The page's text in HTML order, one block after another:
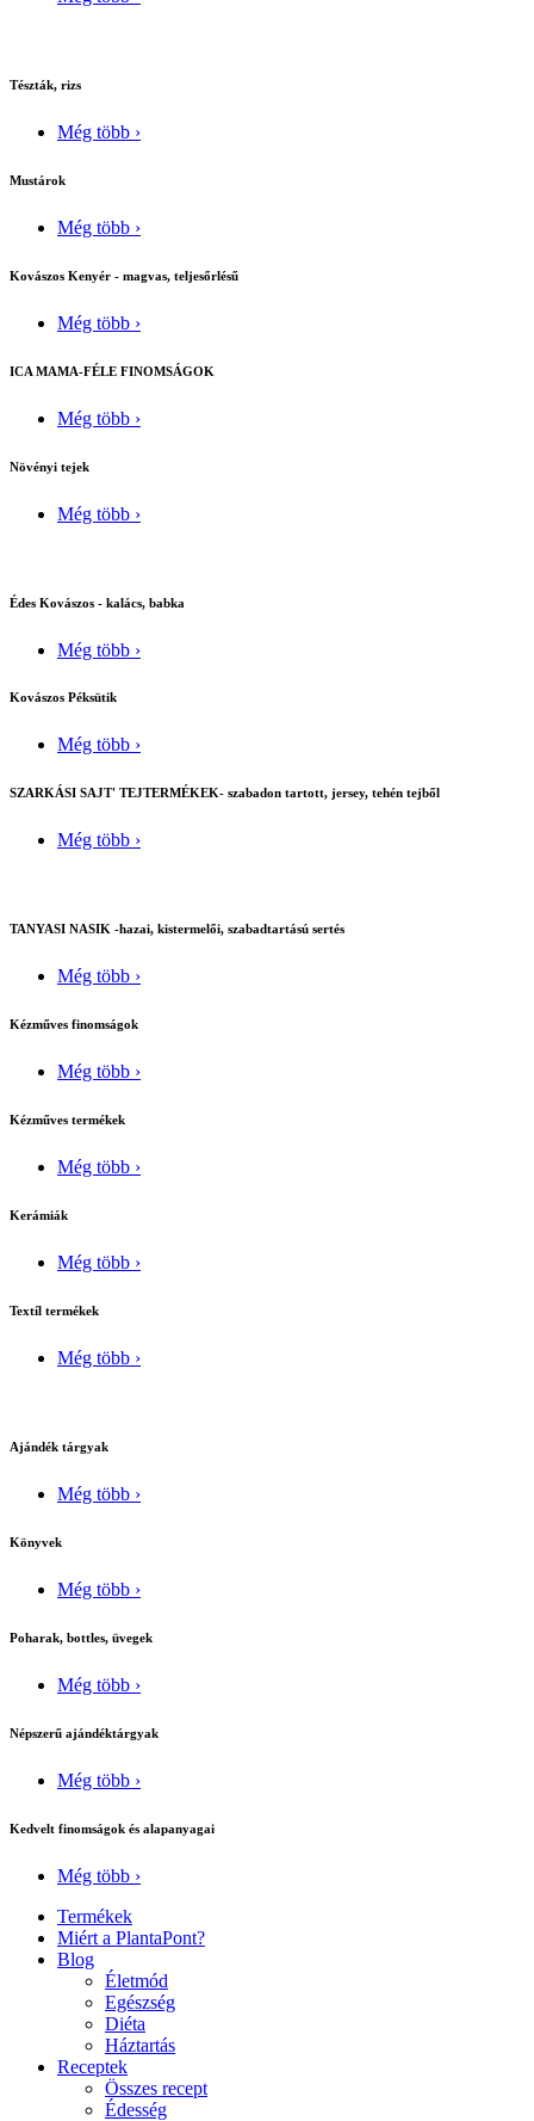
Tészták, rizs
Még több ›
Mustárok
Még több ›
Kovászos Kenyér - magvas, teljesőrlésű
Még több ›
ICA MAMA-FÉLE FINOMSÁGOK
Még több ›
Növényi tejek
Még több ›
Édes Kovászos - kalács, babka
Még több ›
Kovászos Péksütik
Még több ›
SZARKÁSI SAJT' TEJTERMÉKEK- szabadon tartott, jersey, tehén tejből
Még több ›
TANYASI NASIK -hazai, kistermelői, szabadtartású sertés
Még több ›
Kézműves finomságok
Még több ›
Kézműves termékek
Még több ›
Kerámiák
Még több ›
Textíl termékek
Még több ›
Ajándék tárgyak
Még több ›
Könyvek
Még több ›
Poharak, bottles, üvegek
Még több ›
Népszerű ajándéktárgyak
Még több ›
Kedvelt finomságok és alapanyagai
Még több ›
Termékek
Miért a PlantaPont?
Blog
Életmód
Egészség
Diéta
Háztartás
Receptek
Összes recept
Édesség